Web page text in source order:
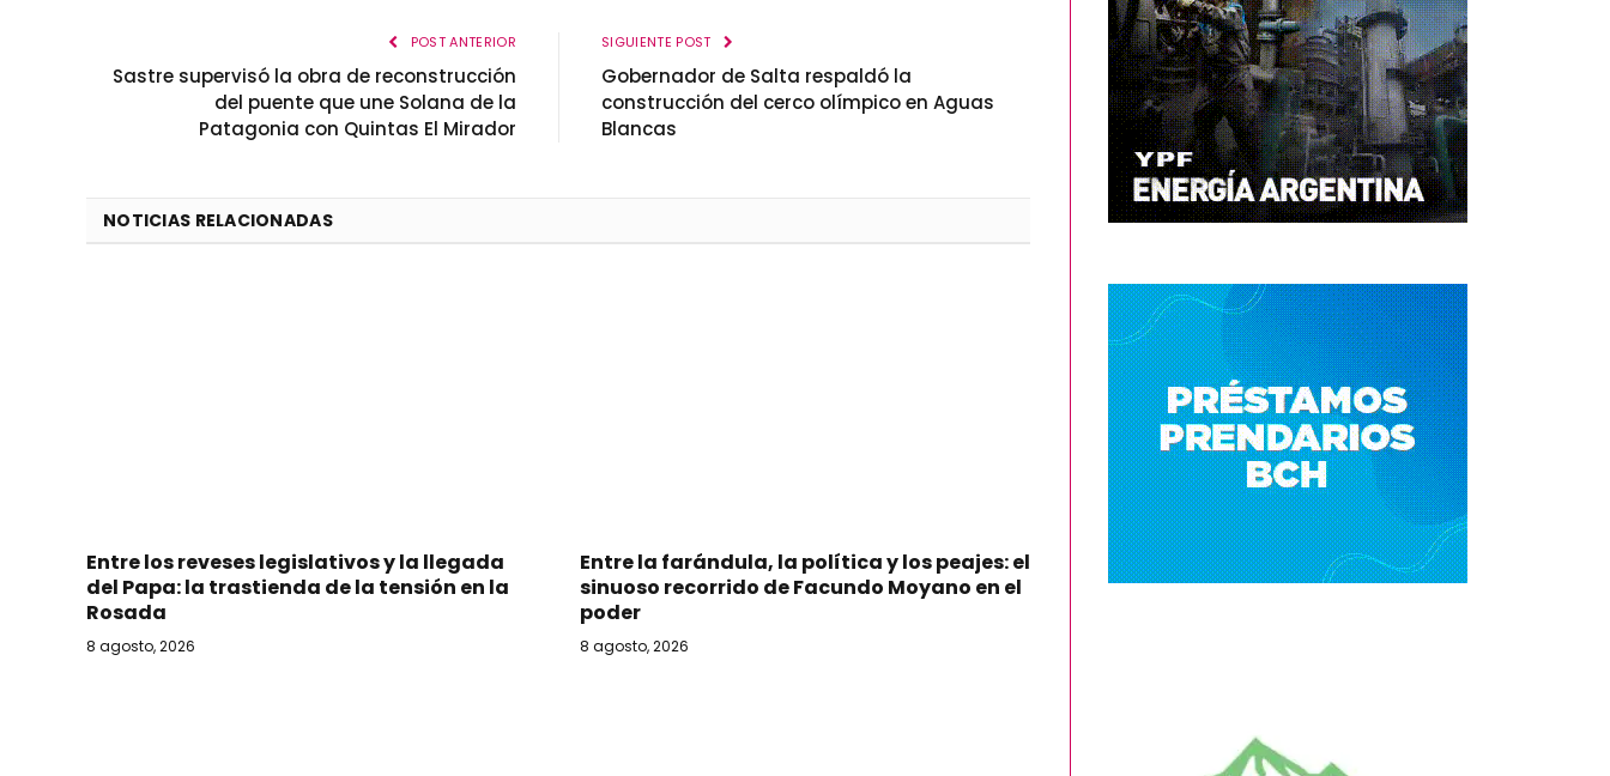
POST ANTERIOR
Sastre supervisó la obra de reconstrucción
del puente que une Solana de la
Patagonia con Quintas El Mirador
SIGUIENTE POST
Gobernador de Salta respaldó la
construcción del cerco olímpico en Aguas
Blancas
NOTICIAS RELACIONADAS
Entre los reveses legislativos y la llegada
del Papa: la trastienda de la tensión en la
Rosada
8 agosto, 2026
Entre la farándula, la política y los peajes: el
sinuoso recorrido de Facundo Moyano en el
poder
8 agosto, 2026